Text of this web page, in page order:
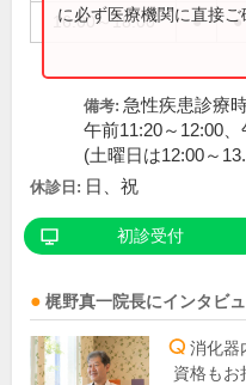
16:00～18:00 ● ●
に必ず医療機関に直接ご
備考: 急性疾患診療
午前11:20～12:00
(土曜日は12:00～
休診日: 日、祝
初診受付
梶野真一院長にインタビ
消化器
資格もお